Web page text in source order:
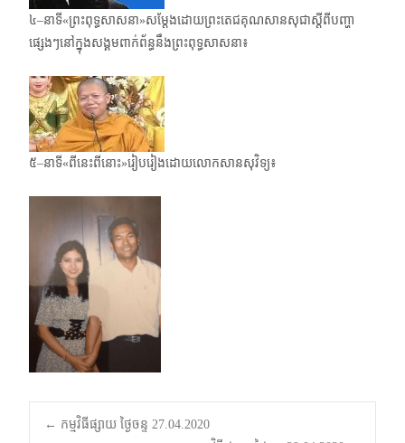
៤–នាទី«ព្រះពុទ្ធសាសនា»សម្តែងដោយព្រះតេជគុណសានសុជាស្តីពីបញ្ហា
ផ្សេងៗនៅក្នុងសង្គមពាក់​ព័ន្ធនឹងព្រះពុទ្ធសាសនា៖
៥–នាទី«ពីនេះពីនោះ»រៀបរៀងដោយលោកសានសុវិទ្យ៖
← កម្មវិធីផ្សាយ ថ្ងៃចន្ទ 27.04.2020